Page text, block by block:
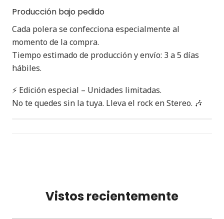
Producción bajo pedido
Cada polera se confecciona especialmente al
momento de la compra.
Tiempo estimado de producción y envío: 3 a 5 días
hábiles.
⚡ Edición especial – Unidades limitadas.
No te quedes sin la tuya. Lleva el rock en Stereo. 🎶
Vistos recientemente